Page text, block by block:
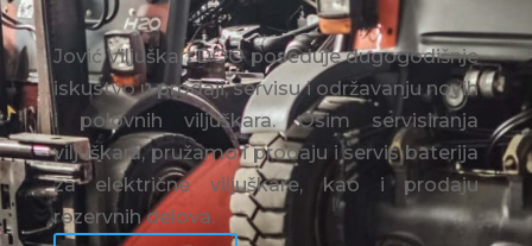
Jović Viljuškari DOO poseduje dugogodišnje
iskustvo u prodaji, servisu i održavanju novih
i polovnih viljuškara. Osim servisiranja
viljuškara, pružamo i prodaju i servis baterija
za električne viljuškare, kao i prodaju
rezervnih delova.